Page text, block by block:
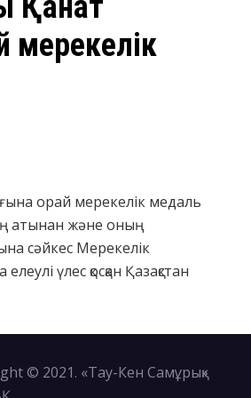
орай мерекелік медаль
атынан және оның
сәйкес Мерекелік
үлес қосқан Қазақстан
© 2021. «Тау-Кен Самұрық»